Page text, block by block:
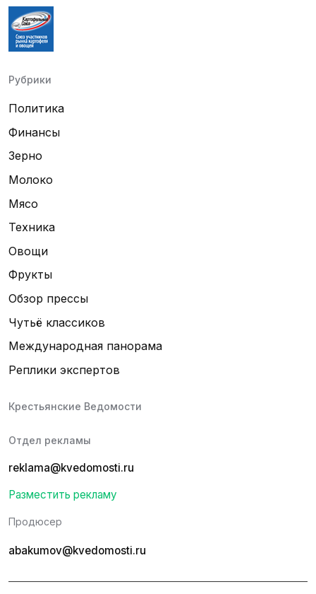
Рубрики
Политика
Финансы
Зерно
Молоко
Мясо
Техника
Овощи
Фрукты
Обзор прессы
Чутьё классиков
Международная панорама
Реплики экспертов
Крестьянские Ведомости
Отдел рекламы
reklama@kvedomosti.ru
Разместить рекламу
Продюсер
abakumov@kvedomosti.ru